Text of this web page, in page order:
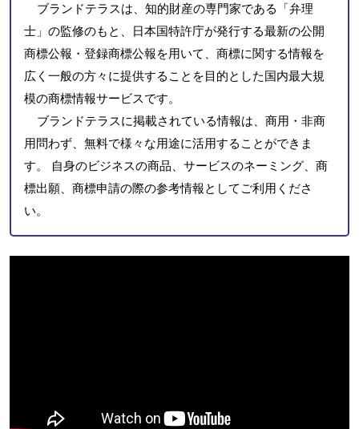
ブランドテラスは、知的財産の専門家である「弁理
士」の監修のもと、日本国特許庁が発行する最新の公開
商標公報・登録商標公報を用いて、商標に関する情報を
広く一般の方々に提供することを目的とした国内最大規
模の商標情報サービスです。
ブランドテラスに掲載されている情報は、商用・非商
用問わず、無料で様々な用途に活用することができま
す。 自身のビジネスの商品、サービスのネーミング、商
標出願、商標申請の際の参考情報としてご利用くださ
い。